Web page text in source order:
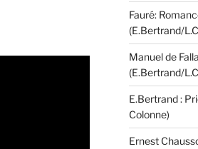
Fauré:
(E.Bertrand/
Manuel de
(E.Bertrand/
E.Bertrand :
Colonne)
Ernest